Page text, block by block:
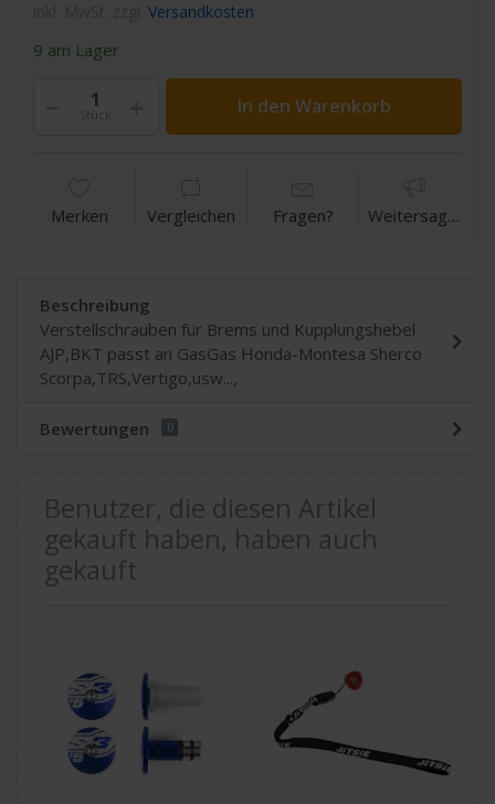
Versandkosten
9 am Lager
Stück In den Warenkorb
Merken Vergleichen Fragen? Weitersagen
Beschreibung
Verstellschrauben für Brems und Kupplungshebel
AJP,BKT passt an GasGas Honda-Montesa Sherco
Scorpa,TRS,Vertigo,usw...,
Bewertungen 0
Benutzer, die diesen Artikel
gekauft haben, haben auch
gekauft